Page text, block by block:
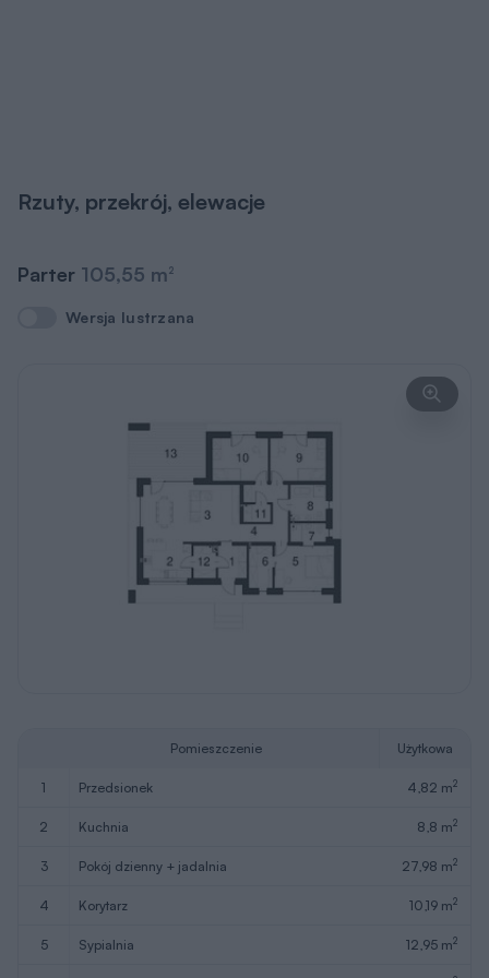
Rzuty, przekrój, elewacje
Parter 105,55 m2
Wersja lustrzana
Wersja lustrzana
Pomieszczenie Użytkowa
1 przedsionek 4,82 m2
2 kuchnia 8,8 m2
3 pokój dzienny + jadalnia 27,98 m2
4 korytarz 10,19 m2
5 sypialnia 12,95 m2